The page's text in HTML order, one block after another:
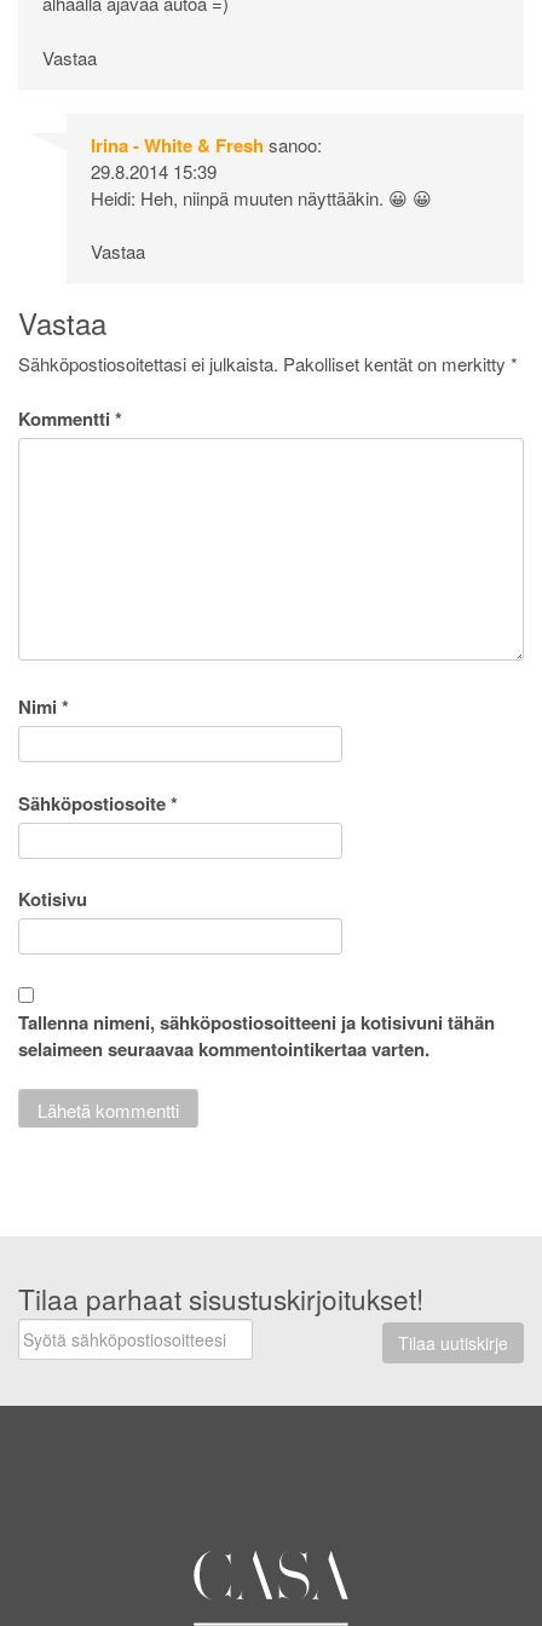
Vastaa
Irina - White & Freshsanoo:
29.8.2014 15:39
Heidi: Heh, niinpä muuten näyttääkin. 😀 😀
Vastaa
Vastaa
Sähköpostiosoitettasi ei julkaista. Pakolliset kentät on merkitty *
Kommentti *
Nimi *
Sähköpostiosoite*
Kotisivu
Tallenna nimeni, sähköpostiosoitteeni ja kotisivuni tähän
selaimeen seuraavaa kommentointikertaa varten.
Tilaa parhaat sisustuskirjoitukset!
Tilaa uutiskirje